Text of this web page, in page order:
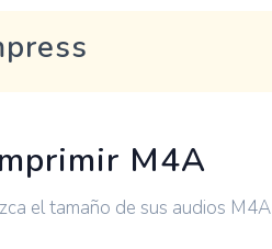
M4A
el tamaño de sus audios M4A